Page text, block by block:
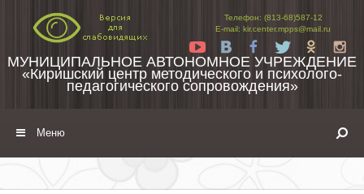
Телефон: (813-68)587-12
E-mail: kir.center.mpps@mail.ru
Yt
Tw
МУНИЦИПАЛЬНОЕ АВТОНОМНОЕ УЧРЕЖДЕНИЕ
«Киришский центр методического и психолого-
педагогического сопровождения»
Меню